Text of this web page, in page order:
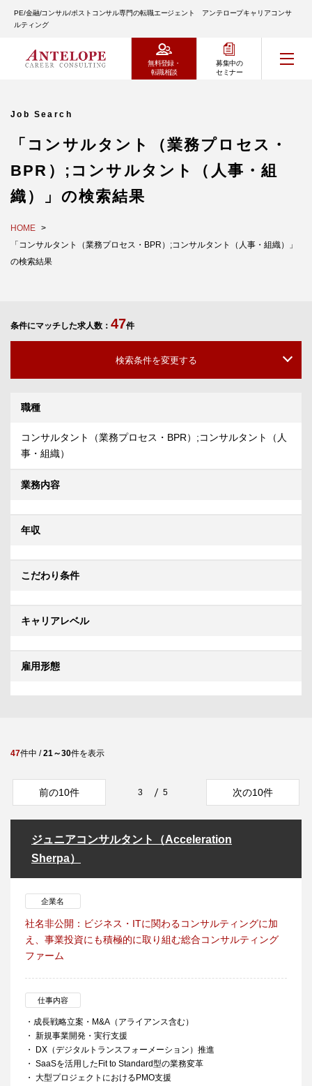
PE/金融/コンサル/ポストコンサル専門の転職エージェント アンテロープキャリアコンサ
ルティング
無料登録・
転職相談
募集中の
セミナー
Job Search
「コンサルタント（業務プロセス・
BPR）;コンサルタント（人事・組
織）」の検索結果
HOME
「コンサルタント（業務プロセス・BPR）;コンサルタント（人事・組織）」
の検索結果
条件にマッチした求人数： 47件
検索条件を変更する
職種
コンサルタント（業務プロセス・BPR）;コンサルタント（人
事・組織）
業務内容
年収
こだわり条件
キャリアレベル
雇用形態
47件中 /21～30件を表示
前の10件 3 5 次の10件
ジュニアコンサルタント（Acceleration
Sherpa）
企業名
社名非公開：ビジネス・ITに関わるコンサルティングに加
え、事業投資にも積極的に取り組む総合コンサルティング
ファーム
仕事内容
・成長戦略立案・M&A（アライアンス含む）
・ 新規事業開発・実行支援
・ DX（デジタルトランスフォーメーション）推進
・ SaaSを活用したFit to Standard型の業務変革
・ 大型プロジェクトにおけるPMO支援